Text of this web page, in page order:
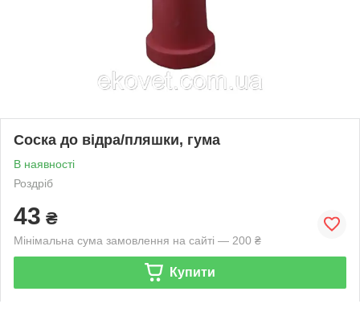
Соска до відра/пляшки, гума
В наявності
Роздріб
43 ₴
Мінімальна сума замовлення на сайті — 200 ₴
Купити